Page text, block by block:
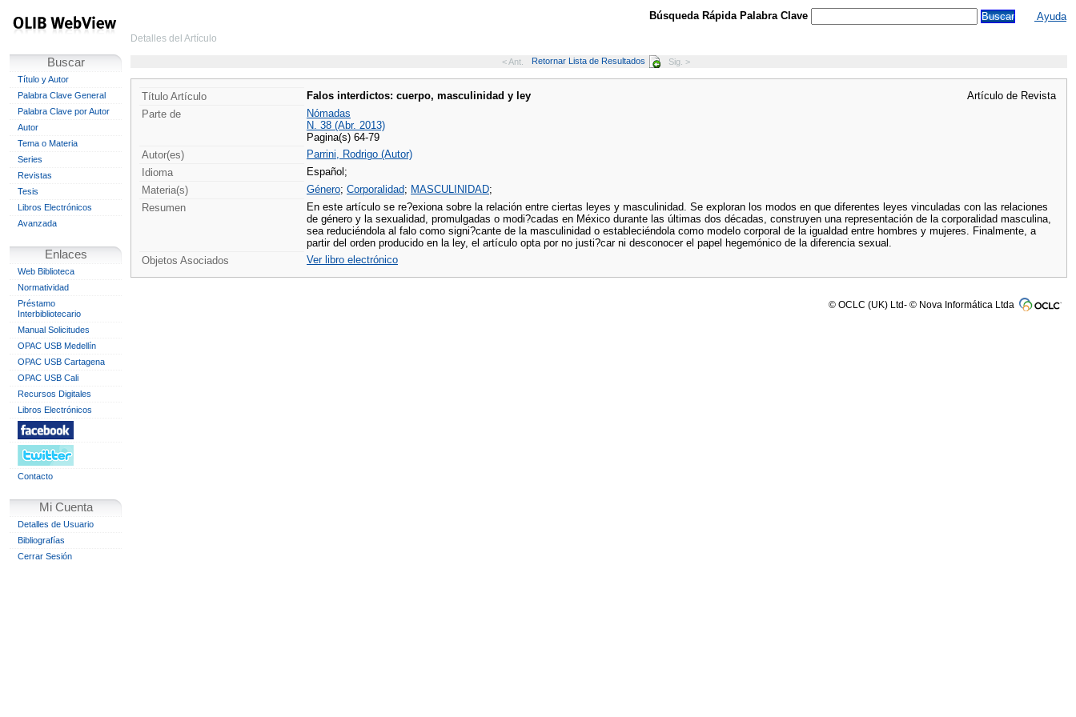
Buscar
Título y Autor
Palabra Clave General
Palabra Clave por Autor
Autor
Tema o Materia
Series
Revistas
Tesis
Libros Electrónicos
Avanzada
Enlaces
Web Biblioteca
Normatividad
Préstamo
Interbibliotecario
Manual Solicitudes
OPAC USB Medellín
OPAC USB Cartagena
OPAC USB Cali
Recursos Digitales
Libros Electrónicos
Contacto
Mi Cuenta
Detalles de Usuario
Bibliografías
Cerrar Sesión
Búsqueda Rápida Palabra Clave Ayuda
Detalles del Artículo
< Ant. Retornar Lista de Resultados Sig. >
Título Artículo Falos interdictos: cuerpo, masculinidad y ley
Artículo de Revista
Parte de
Nómadas
N. 38 (Abr. 2013)
Pagina(s) 64-79
Autor(es)
Parrini, Rodrigo (Autor)
Idioma
Español;
Materia(s)
Género; Corporalidad; MASCULINIDAD;
Resumen
En este artículo se re?exiona sobre la relación entre ciertas leyes y masculinidad. Se exploran los modos en que diferentes leyes vinculadas con las relaciones
de género y la sexualidad, promulgadas o modi?cadas en México durante las últimas dos décadas, construyen una representación de la corporalidad masculina,
sea reduciéndola al falo como signi?cante de la masculinidad o estableciéndola como modelo corporal de la igualdad entre hombres y mujeres. Finalmente, a
partir del orden producido en la ley, el artículo opta por no justi?car ni desconocer el papel hegemónico de la diferencia sexual.
Objetos Asociados
Ver libro electrónico
© OCLC (UK) Ltd- © Nova Informática Ltda